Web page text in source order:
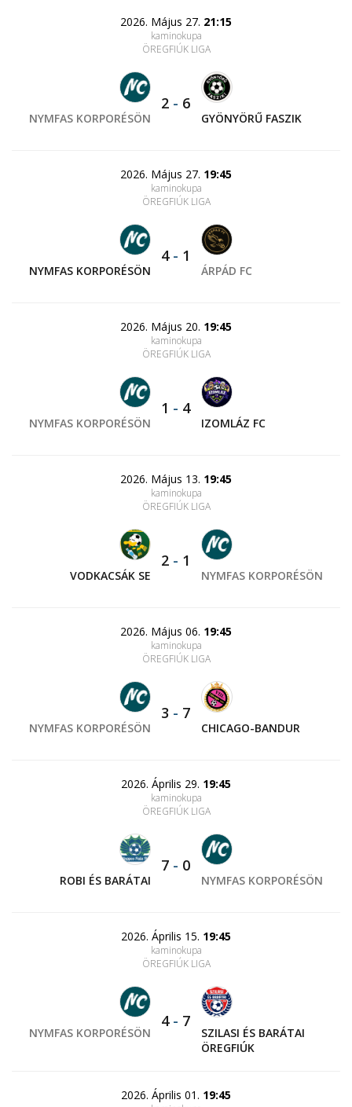
2026. Május 27. 21:15
kaminokupa
ÖREGFIÚK LIGA
NYMFAS KORPORÉSÖN
2 - 6
GYÖNYÖRŰ FASZIK
2026. Május 27. 19:45
kaminokupa
ÖREGFIÚK LIGA
NYMFAS KORPORÉSÖN
4- 1
ÁRPÁD FC
2026. Május 20. 19:45
kaminokupa
ÖREGFIÚK LIGA
NYMFAS KORPORÉSÖN
1 - 4
IZOMLÁZ FC
2026. Május 13. 19:45
kaminokupa
ÖREGFIÚK LIGA
VODKACSÁK SE
2 - 1
NYMFAS KORPORÉSÖN
2026. Május 06. 19:45
kaminokupa
ÖREGFIÚK LIGA
NYMFAS KORPORÉSÖN
3 - 7
CHICAGO-BANDUR
2026. Április 29. 19:45
kaminokupa
ÖREGFIÚK LIGA
ROBI ÉS BARÁTAI
7 - 0
NYMFAS KORPORÉSÖN
2026. Április 15. 19:45
kaminokupa
ÖREGFIÚK LIGA
NYMFAS KORPORÉSÖN
4- 7
SZILASI ÉS BARÁTAI
ÖREGFIÚK
2026. Április 01. 19:45